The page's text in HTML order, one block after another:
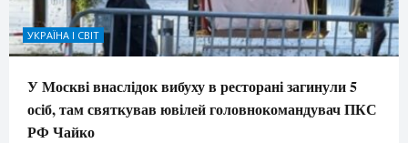
УКРАЇНА І СВІТ
У Москві внаслідок вибуху в ресторані загинули 5
осіб, там святкував ювілей головнокомандувач ПКС
РФ Чайко